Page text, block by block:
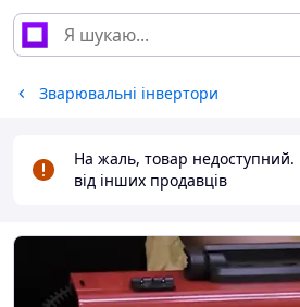
Зварювальні інвертори
На жаль, товар недоступний.
від інших продавців